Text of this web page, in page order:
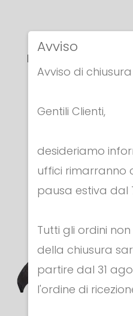
COCCIA
BANDIERA ITALIA
Elettrica
€ 72.00
Avviso
Avviso di
Gentili Clienti,
desideriamo
uffici rimarranno
pausa estiva dal
Tutti gli ordini
della chiusura
partire dal 31
l'ordine di